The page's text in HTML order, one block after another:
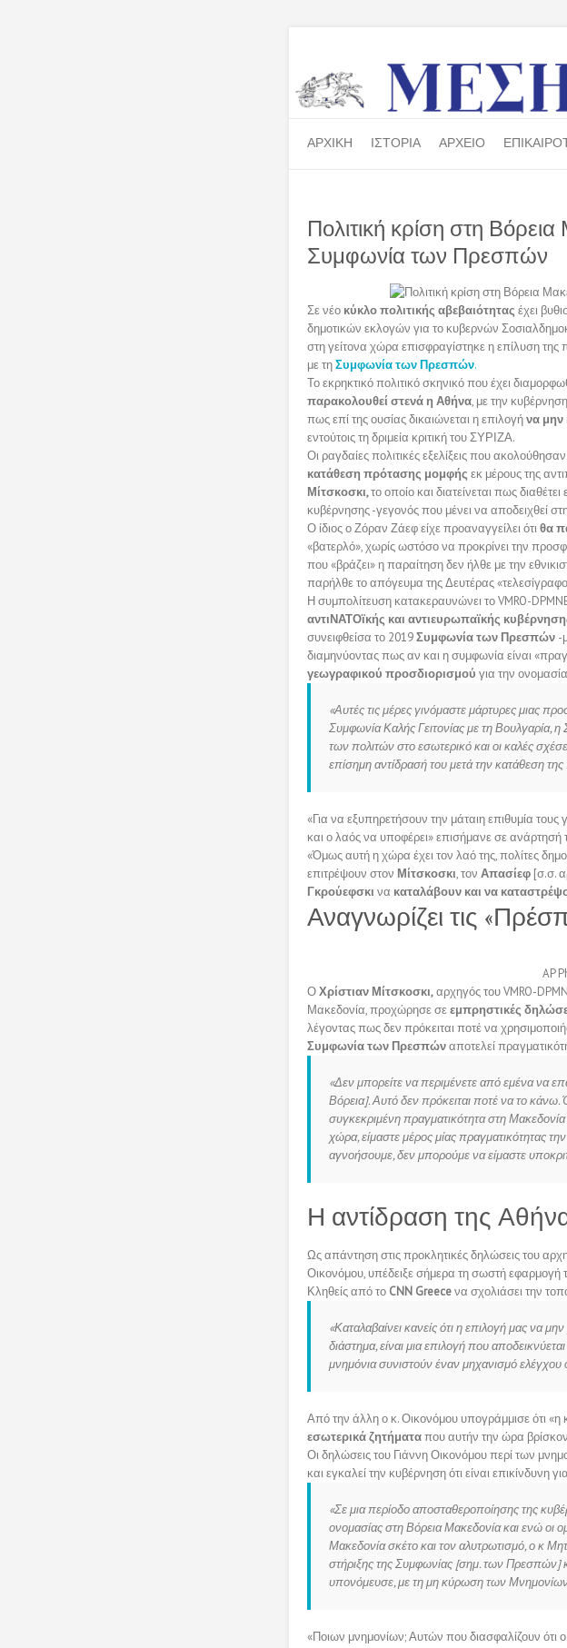
ΑΡΧΙΚΗ ΙΣΤΟΡΙΑ ΑΡΧΕΙΟ
Πολιτική κρίση στη Βόρεια
Συμφωνία των Πρεσπών
Σε νέο κύκλο πολιτικής αβεβαιότητας έχει
δημοτικών εκλογών για το κυβερνών
στη γείτονα χώρα επισφραγίστηκε η επίλυση
με τηΣυμφωνία των Πρεσπών.
Το εκρηκτικό πολιτικό σκηνικό που έχει
παρακολουθεί στενά η Αθήνα, με την
πως επί της ουσίας δικαιώνεται η επιλογήνα μην
εντούτοις τη δριμεία κριτική του ΣΥΡΙΖΑ.
Οι ραγδαίες πολιτικές εξελίξεις που
κατάθεση πρότασης μομφής εκ μέρους της
Μίτσκοσκι,το οποίο και διατείνεται πως
κυβέρνησης -γεγονός που μένει να αποδειχθεί
Ο ίδιος ο Ζόραν Ζάεφ είχε προαναγγείλει ότιθα
«βατερλό», χωρίς ωστόσο να προκρίνει την
που «βράζει» η παραίτηση δεν ήλθε με την
παρήλθε το απόγευμα της Δευτέρας
Η συμπολίτευση κατακεραυνώνει το VMRO-
αντιΝΑΤΟϊκής και αντιευρωπαϊκής
συνειφθείσα το 2019Συμφωνία των Πρεσπών -
διαμηνύοντας πως αν και η συμφωνία είναι
γεωγραφικού προσδιορισμού για την
«Αυτές τις μέρες γινόμαστε μάρτυρες μιας
Συμφωνία Καλής Γειτονίας με τη Βουλγαρία, η
των πολιτών στο εσωτερικό και οι καλές
επίσημη αντίδρασή του μετά την κατάθεση
«Για να εξυπηρετήσουν την μάταιη επιθυμία τους
και ο λαός να υποφέρει» επισήμανε σε
«Όμως αυτή η χώρα έχει τον λαό της, πολίτες
επιτρέψουν στον Μίτσκοσκι, τον Απασίεφ [σ.σ.
Γκρούεφσκι να καταλάβουν και να
Αναγνωρίζει τις
AP
ΟΧρίστιαν Μίτσκοσκι,αρχηγός του VMRO-
Μακεδονία, προχώρησε σεεμπρηστικές
λέγοντας πως δεν πρόκειται ποτέ να
Συμφωνία των Πρεσπώναποτελεί
«Δεν μπορείτε να περιμένετε από εμένα να
Βόρεια]. Αυτό δεν πρόκειται ποτέ να το
συγκεκριμένη πραγματικότητα στη
χώρα, είμαστε μέρος μίας πραγματικότητας
αγνοήσουμε, δεν μπορούμε να είμαστε
Η αντίδραση της
Ως απάντηση στις προκλητικές δηλώσεις του
Οικονόμου, υπέδειξε σήμερα τη σωστή
Κληθείς από το CNN Greeceνα σχολιάσει την
«Καταλαβαίνει κανείς ότι η επιλογή μας να
διάστημα, είναι μια επιλογή που
μνημόνια συνιστούν έναν μηχανισμό
Από την άλλη ο κ. Οικονόμου υπογράμμισε ότι «η
εσωτερικά ζητήματαπου αυτήν την ώρα
Οι δηλώσεις του Γιάννη Οικονόμου περί των
και εγκαλεί την κυβέρνηση ότι είναι επικίνδυνη
«Σε μια περίοδο αποσταθεροποίησης της
ονομασίας στη Βόρεια Μακεδονία και ενώ οι
Μακεδονία σκέτο και τον αλυτρωτισμό, ο κ
στήριξης της Συμφωνίας [σημ. των Πρεσπών]
υπονόμευσε, με τη μη κύρωση των
«Ποιων μνημονίων; Αυτών που διασφαλίζουν ότι ο